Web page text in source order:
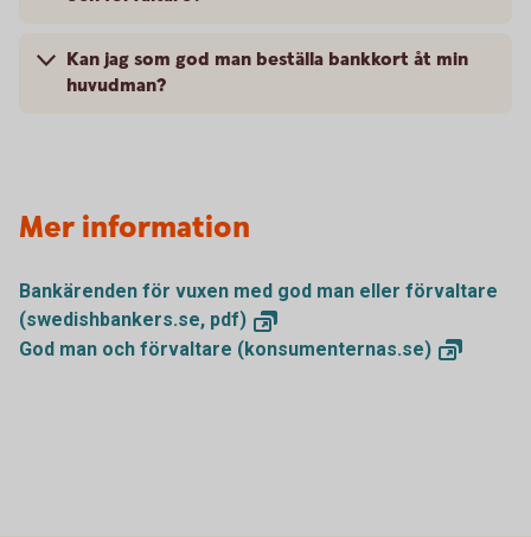
Kan jag som god man beställa bankkort åt min
huvudman?
Mer information
Bankärenden för vuxen med god man eller förvaltare
(swedishbankers.se, pdf)
God man och förvaltare (konsumenternas.se)